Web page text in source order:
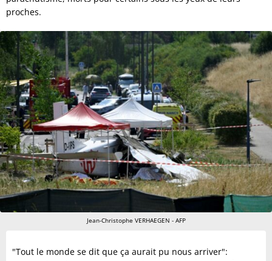
proches.
Jean-Christophe VERHAEGEN - AFP
"Tout le monde se dit que ça aurait pu nous arriver":